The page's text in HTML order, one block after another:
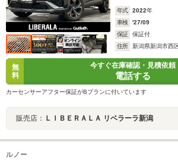
年式 2022年
車検
'27/09
保証
保証付
住所
新潟県新潟市西
無
料
今すぐ在庫確認・見積依頼
電話する
カーセンサーアフター保証がBプランに付いています
販売店： ＬＩＢＥＲＡＬＡ リベラーラ新潟
ルノー